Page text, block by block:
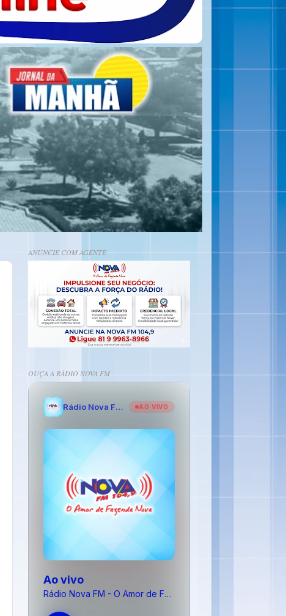
ANÚNCIE COM AGENTE
OUÇA A RÁDIO NOVA FM
Rádio Nova FM - O Amor de Fazenda Nova AO VIVO
Ao vivo
Rádio Nova FM - O Amor de Fazenda Nova